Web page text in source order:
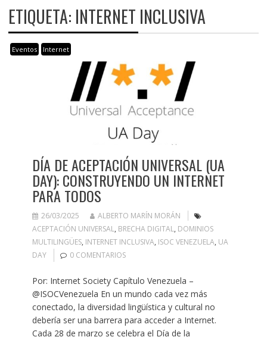
ETIQUETA: INTERNET INCLUSIVA
Eventos Internet
DÍA DE ACEPTACIÓN UNIVERSAL (UA
DAY): CONSTRUYENDO UN INTERNET
PARA TODOS
26/03/2025
ALBERTO MARÍN MORÁN
ACEPTACIÓN UNIVERSAL, BRECHA DIGITAL, DOMINIOS
MULTILINGÜES, INTERNET INCLUSIVA, ISOC VENEZUELA, UA
DAY
0 COMENTARIOS
Por: Internet Society Capítulo Venezuela –
@ISOCVenezuela En un mundo cada vez más
conectado, la diversidad lingüística y cultural no
debería ser una barrera para acceder a Internet.
Cada 28 de marzo se celebra el Día de la